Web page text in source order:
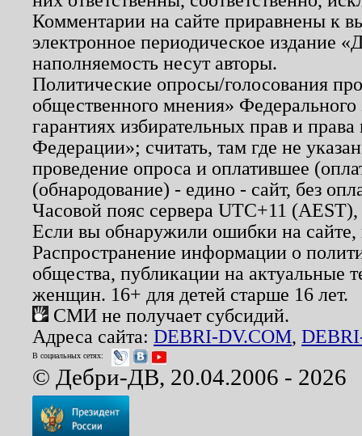
Комментарии на сайте приравнены к
электронное периодическое издание
наполняемость несут авторы.
Политические опросы/голосования
общественного мнения»
гарантиях избирательных прав и
Федерации»; считать, там где не
проведение опроса и оплатившее
(обнародование) - едино - сайт, без
Часовой пояс сервера UTC+11
Если вы обнаружили ошибки на
Распространение информации о
общества, публикации на актуальные
женщин. 16+ для детей старше 16 лет.
СМИ не получает субсидий.
Адреса сайта: DEBRI-DV.COM,
В социальных сетях:
© Дебри-ДВ, 20.04.2006 - 2026